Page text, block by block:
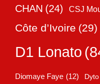
CHAN (24) CSJ
Côte d’Ivoire (29)
D1 Lonato
Diomaye Faye (12) Dyto